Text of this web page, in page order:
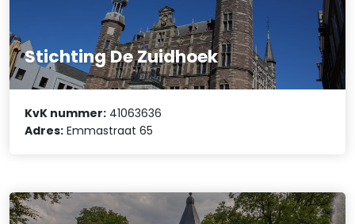
Stichting De Zuidhoek
KvK nummer: 41063636
Adres: Emmastraat 65